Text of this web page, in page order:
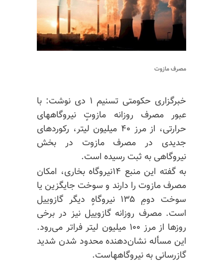
مصرف مازوت
خبرگزاری حکومتی تسنیم ۱ دی نوشت: با
عبور مصرف روزانه مازوتٍ نیروگاههای
حرارتی، از مرز ۴۰ میلیون لیتر، رکوردهای
جدیدی در مصرف مازوت در بخش
نیروگاهی به ثبت رسیده است.
به گفته این منبع ۱۴نیروگاه بخاری، امکان
مصرف مازوت را دارند و سوخت جایگزین یا
سوخت دومِ ۱۳۵ نیروگاهٍ دیگر گازوییل
است. مصرف روزانه گازوییل نیز در برخی
روزها از مرز ۱۰۰ میلیون لیتر فراتر می‌رود.
این مسأله نشان‌دهنده محدود شدن شدید
گازرسانی به نیروگاههاست.